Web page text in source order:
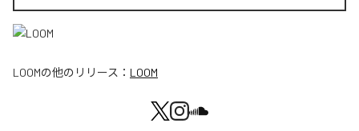
LOOMの他のリリース： LOOM